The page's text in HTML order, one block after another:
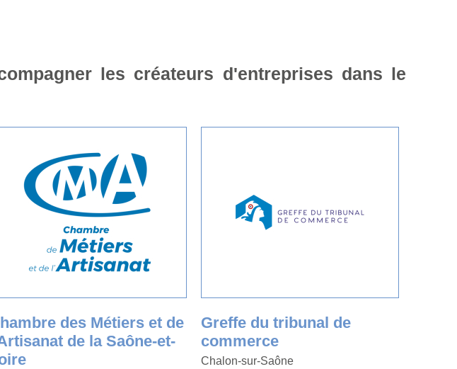
les créateurs d'entreprises dans le
des Métiers et de
de la Saône-et-
Greffe du tribunal de
commerce
Chalon-sur-Saône